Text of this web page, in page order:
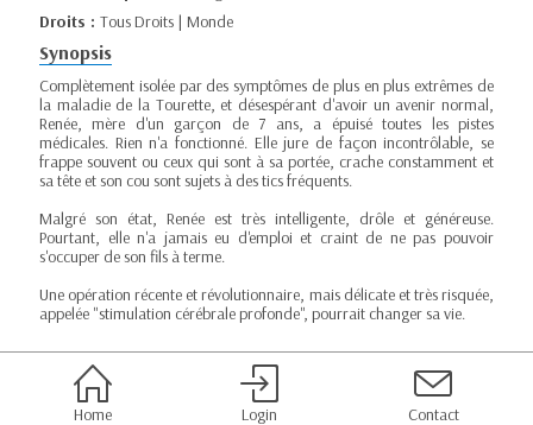
Droits : Tous Droits | Monde
Synopsis
Complètement isolée par des symptômes de plus en plus extrêmes de
la maladie de la Tourette, et désespérant d'avoir un avenir normal,
Renée, mère d'un garçon de 7 ans, a épuisé toutes les pistes
médicales. Rien n'a fonctionné. Elle jure de façon incontrôlable, se
frappe souvent ou ceux qui sont à sa portée, crache constamment et
sa tête et son cou sont sujets à des tics fréquents.
Malgré son état, Renée est très intelligente, drôle et généreuse.
Pourtant, elle n'a jamais eu d'emploi et craint de ne pas pouvoir
s'occuper de son fils à terme.
Une opération récente et révolutionnaire, mais délicate et très risquée,
appelée "stimulation cérébrale profonde", pourrait changer sa vie.
Home Login Contact